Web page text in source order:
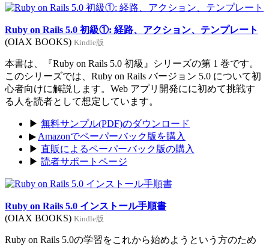
Ruby on Rails 5.0 初級①: 経路、アクション、テンプレート
(OIAX BOOKS) Kindle版
本書は、『Ruby on Rails 5.0 初級』シリーズの第 1 巻です。
このシリーズでは、Ruby on Rails バージョン 5.0 について初
心者向けに解説します。Web アプリ開発にに初めて挑戦す
る人を読者として想定しています。
▶ 無料サンプル(PDF)のダウンロード
▶ Amazonでペーパーバック版を購入
▶ 直販によるペーパーバック版の購入
▶ 読者サポートページ
Ruby on Rails 5.0 インストール手順書
(OIAX BOOKS) Kindle版
Ruby on Rails 5.0の学習をこれから始めようという方のため